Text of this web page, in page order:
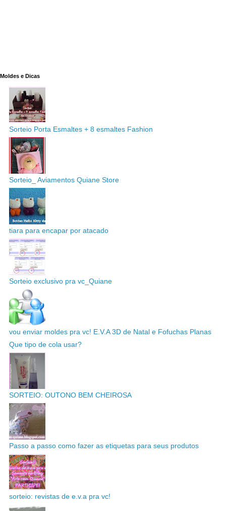
Moldes e Dicas
Sorteio Porta Esmaltes + 8 esmaltes Fashion
Sorteio_ Aviamentos Quiane Store
tiara para encapar por atacado
Sorteio exclusivo pra vc_Quiane
vou enviar moldes pra vc! E.V.A 3D de Natal e Fofuchas Planas
Que tipo de cola usar?
SORTEIO: OUTONO BEM CHEIROSA
Passo a passo como fazer as etiquetas para seus produtos
sorteio: revistas de e.v.a pra vc!